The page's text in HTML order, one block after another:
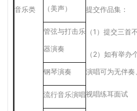
音乐类 （美声） 提交作品集：
（1）提交三首
（2）如有举办
演唱可为无伴
视唱练耳面试
管弦与打击乐
器演奏
钢琴演奏
流行音乐演唱